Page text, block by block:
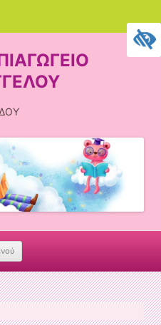
Skip
to
content